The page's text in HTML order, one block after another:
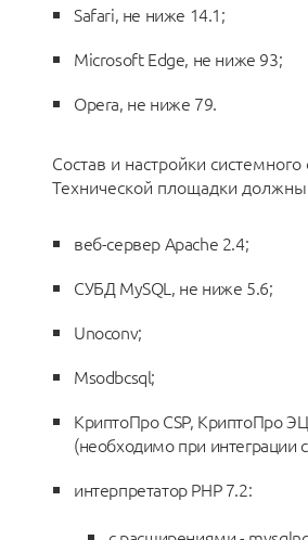
Safari, не ниже 14.1;
Microsoft Edge, не ниже 93;
Opera, не ниже 79.
Состав и настройки
Технической площадки должны
веб-сервер Apache 2.4;
СУБД MySQL, не ниже 5.6;
Unoconv;
Msodbcsql;
КриптоПро CSP, КриптоПро
(необходимо при интеграции
интерпретатор PHP 7.2: